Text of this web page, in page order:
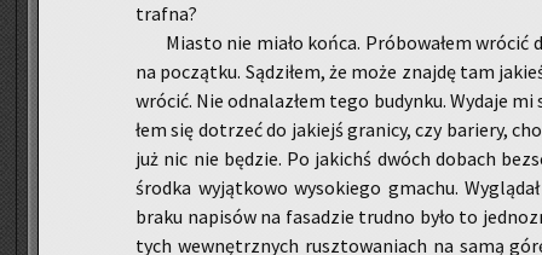
traf­na?
Mia­sto nie miało końca. Pró­bo­wa­łem
na po­cząt­ku. Są­dzi­łem, że może znaj­dę tam
wró­cić. Nie od­na­la­złem tego bu­dyn­ku. Wy­da­je
łem się do­trzeć do ja­kiejś gra­ni­cy, czy ba­rie­ry,
już nic nie bę­dzie. Po ja­kichś dwóch do­bach
środ­ka wy­jąt­ko­wo wy­so­kie­go gma­chu.
braku na­pi­sów na fa­sa­dzie trud­no było to
tych we­wnętrz­nych rusz­to­wa­niach na samą